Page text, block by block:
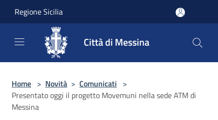
Regione Sicilia
Città di Messina
Home > Novità > Comunicati >
Presentato oggi il progetto Movemuni nella sede ATM di
Messina